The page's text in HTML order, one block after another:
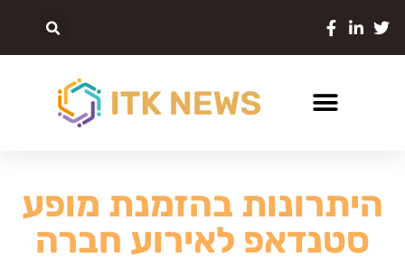
היתרונות בהזמנת מופע
סטנדאפ לאירוע חברה